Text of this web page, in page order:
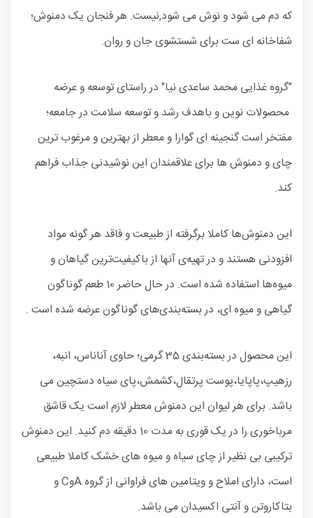
که دم می شود و نوش می شود,نیست. هر فنجان یک دمنوش؛
شفاخانه ای ست برای شستشوی جان و روان.
"گروه غذایی محمد ساعدی نیا" در راستای توسعه و عرضه
محصولات نوین و باهدف رشد و توسعه سلامت در جامعه؛
مفتخر است گنجینه ای گوارا و معطر از بهترین و مرغوب ترین
چای و دمنوش ها برای علاقمندان این نوشیدنی جذاب فراهم
کند.
این دمنوش‌ها کاملا برگرفته از طبیعت و فاقد هر گونه مواد
افزودنی هستند و در تهیه‌ی آنها از باکیفیت‌ترین گیاهان و
میوه‌ها استفاده شده است. در حال حاضر 10 طعم گوناگون
گیاهی و میوه ای، در بسته‌بندی‌های گوناگون عرضه شده است .
این محصول در بسته‌بندی 35 گرمی؛ حاوی آناناس، انبه،
رزهیپ،پاپایا،پوست پرتقال،کشمش،پای سیاه دستچین می
باشد. برای هر لیوان این دمنوش معطر لازم است یک قاشق
مرباخوری را در یک قوری به مدت 10 دقیقه دم کنید. این دمنوش
ترکیبی بی نظیر از چای سیاه و میوه های خشک کاملا طبیعی
است، دارای املاح و ویتامین های فراوانی از گروه AوC و
بتاکاروتن و آنتی اکسیدان می باشد.